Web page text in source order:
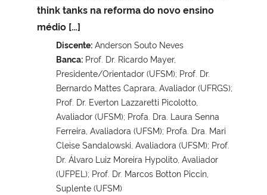
think tanks na reforma do novo ensino
médio […]
Discente: Anderson Souto Neves
Banca: Prof. Dr. Ricardo Mayer,
Presidente/Orientador (UFSM); Prof. Dr.
Bernardo Mattes Caprara, Avaliador (UFRGS);
Prof. Dr. Everton Lazzaretti Picolotto,
Avaliador (UFSM); Profa. Dra. Laura Senna
Ferreira, Avaliadora (UFSM); Profa. Dra. Mari
Cleise Sandalowski, Avaliadora (UFSM); Prof.
Dr. Álvaro Luiz Moreira Hypolito, Avaliador
(UFPEL); Prof. Dr. Marcos Botton Piccin,
Suplente (UFSM)